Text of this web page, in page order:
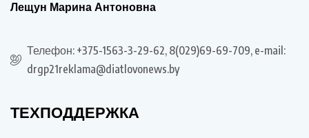
Лещун Марина Антоновна
Телефон: +375-1563-3-29-62, 8(029)69-69-709, e-mail:
drgp21reklama@diatlovonews.by
ТЕХПОДДЕРЖКА